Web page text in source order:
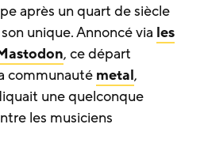
après un quart de siècle
unique. Annoncé via les
, ce départ
communauté metal,
une quelconque
les musiciens